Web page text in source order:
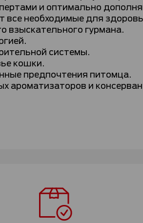
и оптимально
необходимые для
взыскательного гурмана.
системы.
кошки.
предпочтения питомца.
ароматизаторов и